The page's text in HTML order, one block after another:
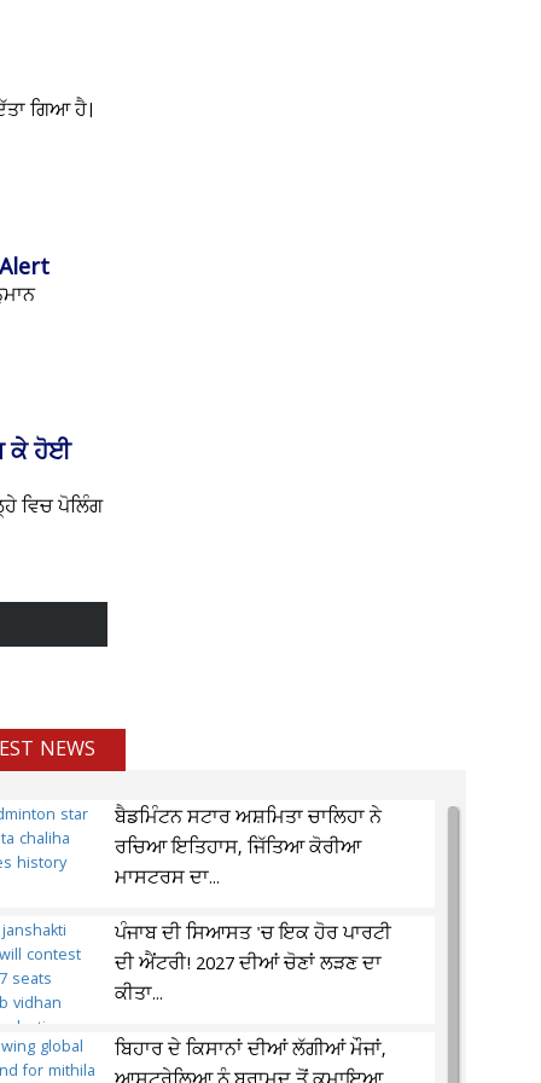
ਗਿਆ ਹੈ।
ਕੇ ਹੋਈ
ਵਿਚ ਪੋਲਿੰਗ
NEWS
ਬੈਡਮਿੰਟਨ ਸਟਾਰ ਅਸ਼ਮਿਤਾ ਚਾਲਿਹਾ ਨੇ
ਰਚਿਆ ਇਤਿਹਾਸ, ਜਿੱਤਿਆ ਕੋਰੀਆ
ਮਾਸਟਰਸ ਦਾ...
ਪੰਜਾਬ ਦੀ ਸਿਆਸਤ 'ਚ ਇਕ ਹੋਰ ਪਾਰਟੀ
ਦੀ ਐਂਟਰੀ! 2027 ਦੀਆਂ ਚੋਣਾਂ ਲੜਣ ਦਾ
ਕੀਤਾ...
ਬਿਹਾਰ ਦੇ ਕਿਸਾਨਾਂ ਦੀਆਂ ਲੱਗੀਆਂ ਮੌਜਾਂ,